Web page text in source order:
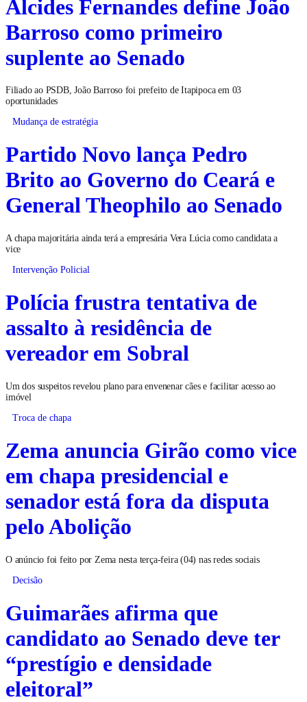
Alcides Fernandes define João
Barroso como primeiro
suplente ao Senado
Filiado ao PSDB, João Barroso foi prefeito de Itapipoca em 03
oportunidades
Mudança de estratégia
Partido Novo lança Pedro
Brito ao Governo do Ceará e
General Theophilo ao Senado
A chapa majoritária ainda terá a empresária Vera Lúcia como candidata a
vice
Intervenção Policial
Polícia frustra tentativa de
assalto à residência de
vereador em Sobral
Um dos suspeitos revelou plano para envenenar cães e facilitar acesso ao
imóvel
Troca de chapa
Zema anuncia Girão como vice
em chapa presidencial e
senador está fora da disputa
pelo Abolição
O anúncio foi feito por Zema nesta terça-feira (04) nas redes sociais
Decisão
Guimarães afirma que
candidato ao Senado deve ter
“prestígio e densidade
eleitoral”